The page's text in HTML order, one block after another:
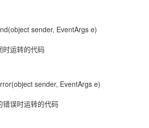
sender, EventArgs e)
运转的代码
sender, EventArgs e)
误时运转的代码